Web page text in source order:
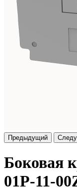
Предыдущий
Боковая
01P-11-